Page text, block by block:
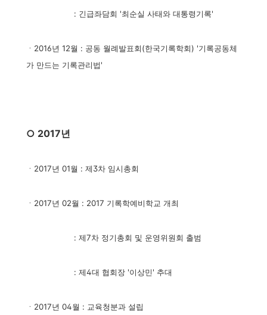
: 긴급좌담회 '최순실 사태와 대통령기록'
ㆍ2016년 12월 : 공동 월례발표회(한국기록학회) '기록공동체
가 만드는 기록관리법'
○ 2017년
ㆍ2017년 01월 : 제3차 임시총회
ㆍ2017년 02월 : 2017 기록학예비학교 개최
: 제7차 정기총회 및 운영위원회 출범
: 제4대 협회장 '이상민' 추대
ㆍ2017년 04월 : 교육청분과 설립